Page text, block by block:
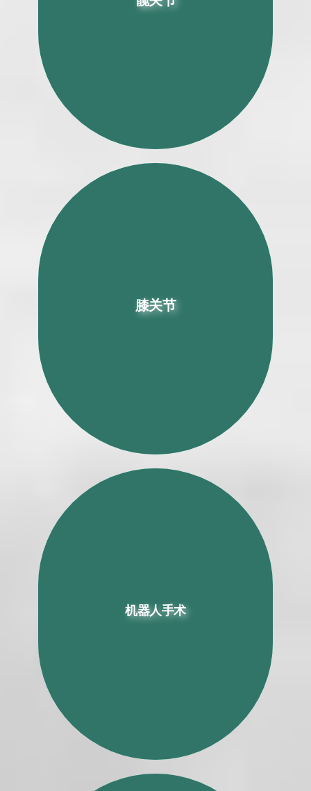
增强型恢复（ERAS）直接前路全髋关节
膝关节
膝关节
机器人手术
机器人膝关节置换术